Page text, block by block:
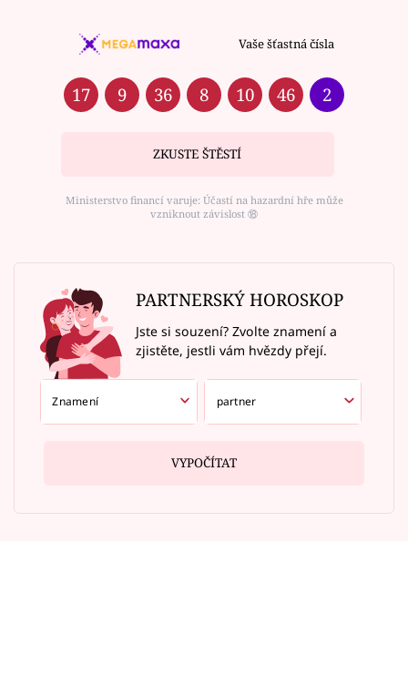
Vaše šťastná čísla
17 9 36 8 10 46 2
ZKUSTE ŠTĚSTÍ
Ministerstvo financí varuje: Účastí na hazardní hře může
vzniknout závislost ⑱
PARTNERSKÝ HOROSKOP
Jste si souzení? Zvolte znamení a
zjistěte, jestli vám hvězdy přejí.
VYPOČÍTAT